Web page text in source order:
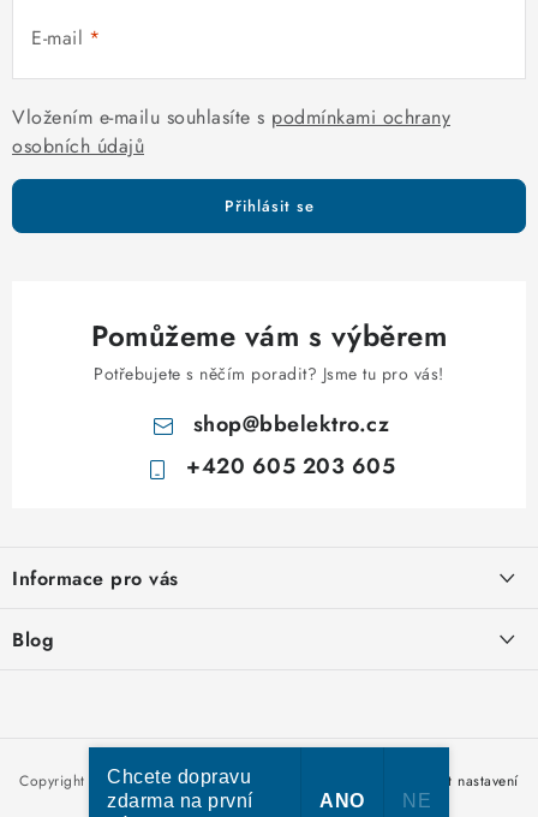
p
i
s
u
E-mail
Vložením e-mailu souhlasíte s podmínkami ochrany
osobních údajů
Přihlásit se
Pomůžeme vám s výběrem
Potřebujete s něčím poradit? Jsme tu pro vás!
shop@bbelektro.cz
+420 605 203 605
p
a
Informace pro vás
Blog
Nakupujte u nás hned a zaplaťte později – nově přijímáme Skip
Pay
Copyright 2026bbelektro.cz. Všechna práva vyhrazena.
Upravit nastavení
cookies
Chcete dopravu
zdarma na první
ANO NE